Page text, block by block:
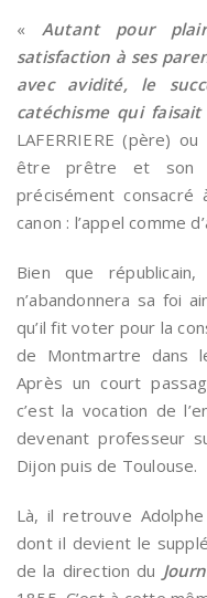
«Autant pour
satisfaction à ses
avec avidité, le
catéchisme qui faisait
LAFERRIERE (père)
être prêtre et son
précisément
canon : l’appel comme
Bien que
n’abandonnera sa foi
qu’il fit voter pour la
de Montmartre dans
Après un court
c’est la vocation de
devenant professeur
Dijon puis de Toulouse.
Là, il retrouve
dont il devient le
de la direction du